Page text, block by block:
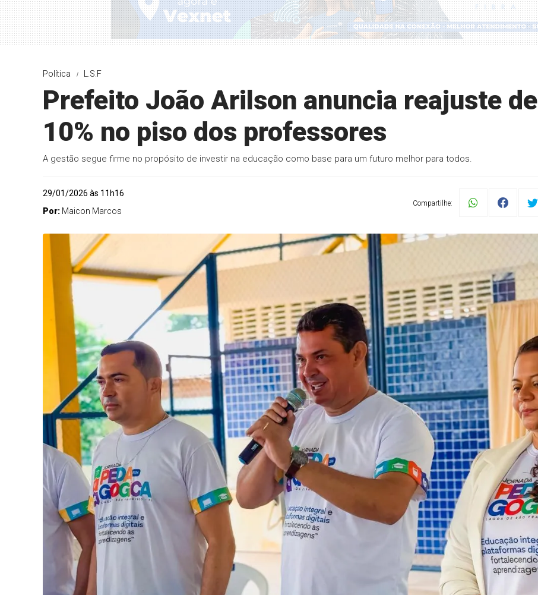
Política L.S.F
Prefeito João Arilson anuncia reajuste de
10% no piso dos professores
A gestão segue firme no propósito de investir na educação como base para um futuro melhor para todos.
29/01/2026 às 11h16
Por: Maicon Marcos
Compartilhe: